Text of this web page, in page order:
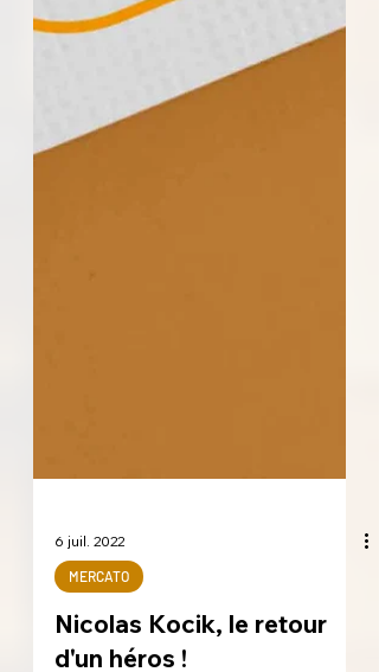
6 juil. 2022